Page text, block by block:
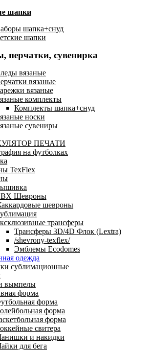
шапки
шапка+снуд
шапки
, перчатки, сувенирка
вязаные
вязаные
вязаные
комплекты
Комплекты шапка+снуд
носки
сувениры
ПЕЧАТИ
на футболках
TexFlex
Шевроны
шевроны
трансферы
Трансферы 3D/4D Флок (Lextra)
/shevrony-texflex/
Эмблемы Ecodomes
одежда
сублимационные
вымпелы
форма
форма
форма
форма
свитера
и накидки
для бега